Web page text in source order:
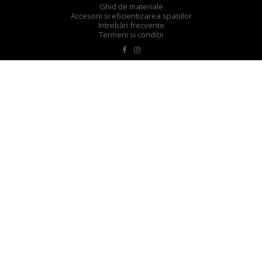
Ghid de materiale
Accesorii si eficientizarea spațiilor
Intrebări frecvente
Termeni si condiții